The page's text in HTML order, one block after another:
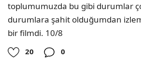
toplumumuzda bu gibi durumlar
durumlara şahit olduğumdan
bir filmdi. 10/8
20 0